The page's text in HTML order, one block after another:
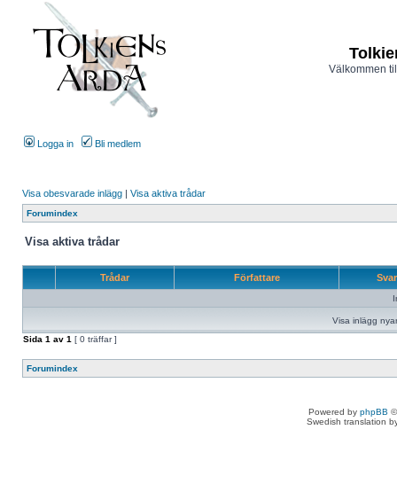
Välkommen
Logga in Bli medlem
Visa obesvarade inlägg | Visa aktiva trådar
Forumindex
Visa aktiva trådar
Trådar Författare
Visa inlägg
Sida 1 av 1 [ 0 träffar ]
Forumindex
Powered by phpBB
Swedish translation